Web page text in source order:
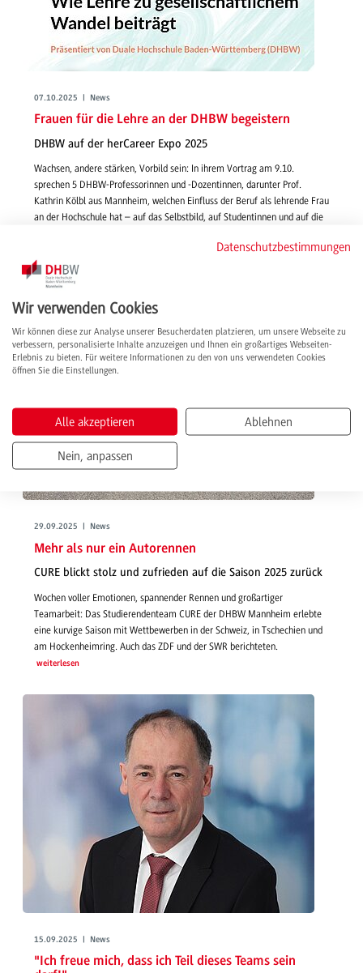
07.10.2025 | News
Frauen für die Lehre an der DHBW begeistern
DHBW auf der herCareer Expo 2025
Wachsen, andere stärken, Vorbild sein: In ihrem Vortrag am 9.10.
sprechen 5 DHBW-Professorinnen und -Dozentinnen, darunter Prof.
Kathrin Kölbl aus Mannheim, welchen Einfluss der Beruf als lehrende Frau
an der Hochschule hat – auf das Selbstbild, auf Studentinnen und auf die
29.09.2025 | News
Mehr als nur ein Autorennen
CURE blickt stolz und zufrieden auf die Saison 2025 zurück
Wochen voller Emotionen, spannender Rennen und großartiger
Teamarbeit: Das Studierendenteam CURE der DHBW Mannheim erlebte
eine kurvige Saison mit Wettbewerben in der Schweiz, in Tschechien und
am Hockenheimring. Auch das ZDF und der SWR berichteten.
weiterlesen
15.09.2025 | News
"Ich freue mich, dass ich Teil dieses Teams sein
Datenschutzbestimmungen
Wir verwenden Cookies
Wir können diese zur Analyse unserer Besucherdaten platzieren, um unsere Webseite zu
verbessern, personalisierte Inhalte anzuzeigen und Ihnen ein großartiges Webseiten-
Erlebnis zu bieten. Für weitere Informationen zu den von uns verwendeten Cookies
öffnen Sie die Einstellungen.
Alle akzeptieren Ablehnen
Nein, anpassen